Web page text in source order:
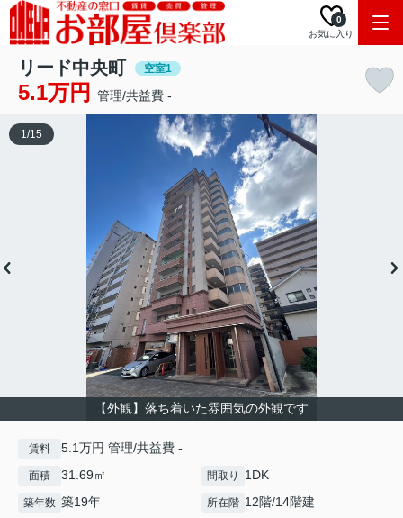
お気に入り
0
リード中央町 空室1
5.1万円 管理/共益費 -
【外観】落ち着いた雰囲気の外観です
1/15
賃料 5.1万円 管理/共益費 -
面積 31.69㎡ 間取り 1DK
築年数 築19年 所在階 12階/14階建